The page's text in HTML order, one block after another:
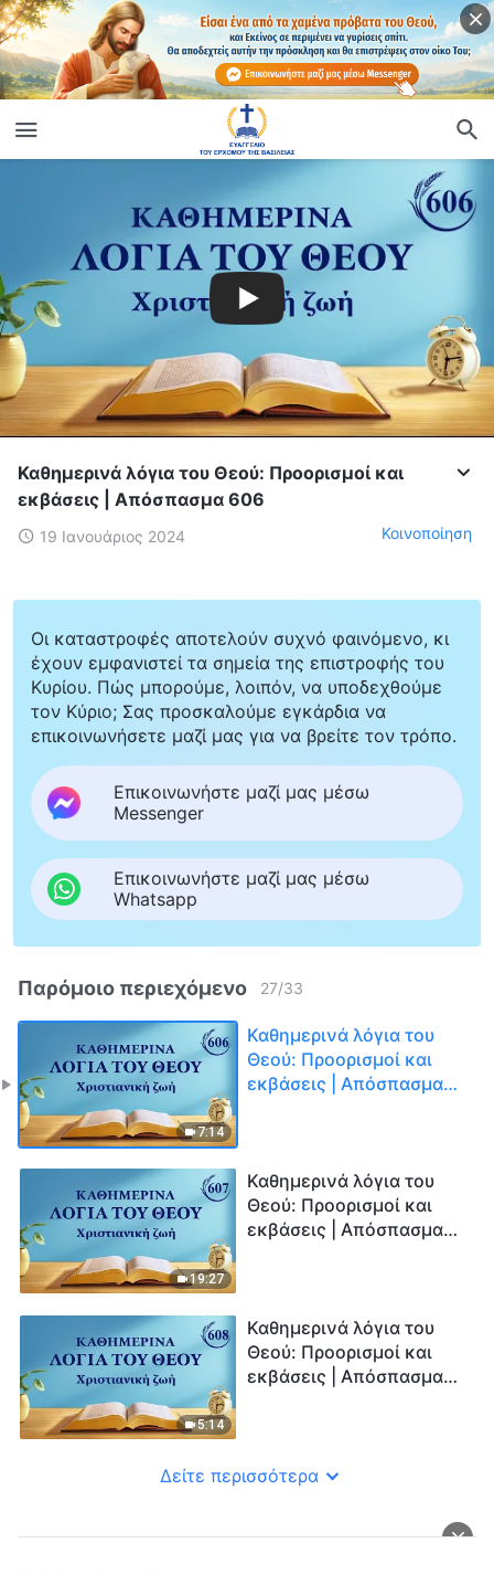
Καθημερινά λόγια του Θεού: Προορισμοί και
εκβάσεις | Απόσπασμα 606
19 Ιανουάριος 2024 Κοινοποίηση
Οι καταστροφές αποτελούν συχνό φαινόμενο, κι
έχουν εμφανιστεί τα σημεία της επιστροφής του
Κυρίου. Πώς μπορούμε, λοιπόν, να υποδεχθούμε
τον Κύριο; Σας προσκαλούμε εγκάρδια να
επικοινωνήσετε μαζί μας για να βρείτε τον τρόπο.
Επικοινωνήστε μαζί μας μέσω
Messenger
Επικοινωνήστε μαζί μας μέσω
Whatsapp
Παρόμοιο περιεχόμενο 27/33
7:14
Καθημερινά λόγια του
Θεού: Προορισμοί και
εκβάσεις | Απόσπασμα
19:27
Καθημερινά λόγια του
Θεού: Προορισμοί και
εκβάσεις | Απόσπασμα
5:14
Καθημερινά λόγια του
Θεού: Προορισμοί και
εκβάσεις | Απόσπασμα
Δείτε περισσότερα